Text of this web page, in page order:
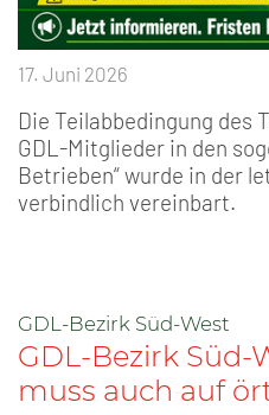
17. Juni 2026
Die Teilabbedingung
GDL-Mitglieder in den
Betrieben“ wurde in der
verbindlich vereinbart.
GDL-Bezirk Süd-West
GDL-Bezirk Süd-
muss auch auf